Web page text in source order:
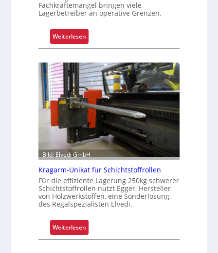
Fachkräftemangel bringen viele
Lagerbetreiber an operative Grenzen.
Weiterlesen
W
r
u
m
G
r
i
f
e
n
k
o
m
p
e
e
Bild: Elvedi GmbH
Kragarm-Unikat für Schichtstoffrollen
Für die effiziente Lagerung 250kg schwerer
Schichtstoffrollen nutzt Egger, Hersteller
von Holzwerkstoffen, eine Sonderlösung
des Regalspezialisten Elvedi.
Weiterlesen
K